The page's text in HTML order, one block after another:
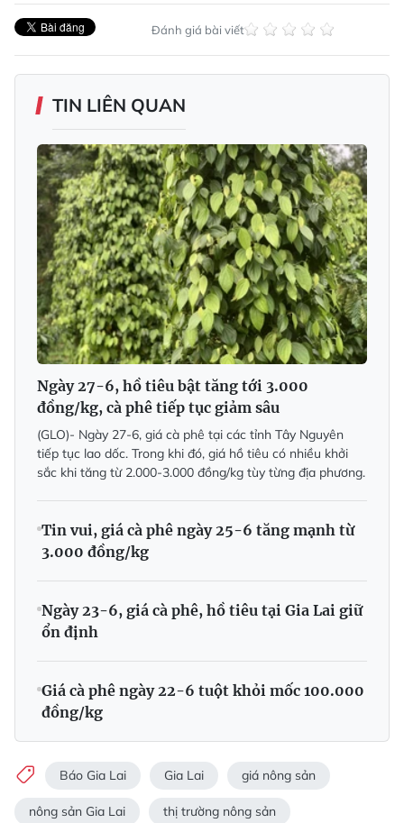
Đánh giá bài viết
TIN LIÊN QUAN
Ngày 27-6, hồ tiêu bật tăng tới 3.000
đồng/kg, cà phê tiếp tục giảm sâu
(GLO)- Ngày 27-6, giá cà phê tại các tỉnh Tây Nguyên
tiếp tục lao dốc. Trong khi đó, giá hồ tiêu có nhiều khởi
sắc khi tăng từ 2.000-3.000 đồng/kg tùy từng địa phương.
Tin vui, giá cà phê ngày 25-6 tăng mạnh từ
3.000 đồng/kg
Ngày 23-6, giá cà phê, hồ tiêu tại Gia Lai giữ
ổn định
Giá cà phê ngày 22-6 tuột khỏi mốc 100.000
đồng/kg
Báo Gia Lai Gia Lai giá nông sản
nông sản Gia Lai thị trường nông sản